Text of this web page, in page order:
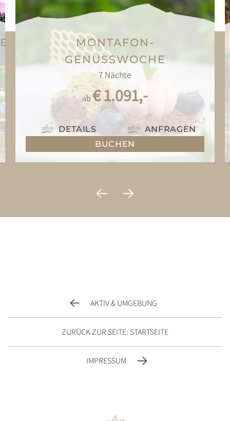
MONTAFON-
GENUSSWOCHE
7Nächte
ab€ 1.091,-
DETAILS
ANFRAGEN
BUCHEN
AKTIV & UMGEBUNG
ZURÜCK ZUR SEITE: STARTSEITE
IMPRESSUM